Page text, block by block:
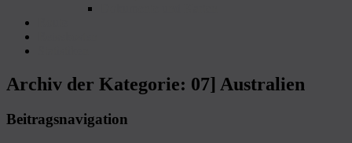
Archiv der Kategorie: 07] Australien
Beitragsnavigation